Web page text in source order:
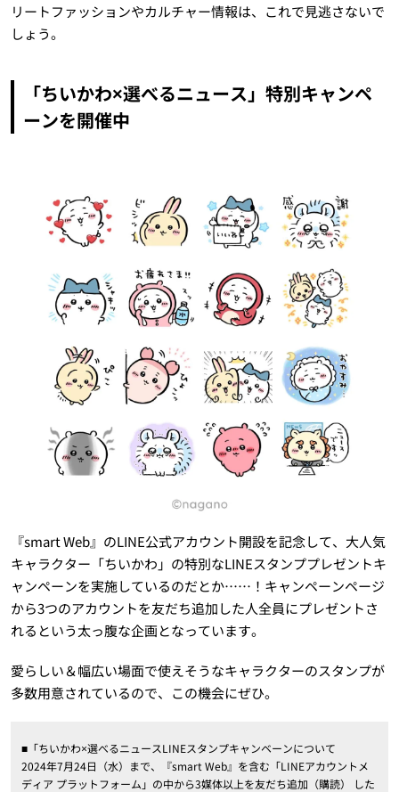
リートファッションやカルチャー情報は、これで見逃さないで
しょう。
「ちいかわ×選べるニュース」特別キャンペ
ーンを開催中
『smart Web』のLINE公式アカウント開設を記念して、大人気
キャラクター「ちいかわ」の特別なLINEスタンププレゼントキ
ャンペーンを実施しているのだとか……！キャンペーンページ
から3つのアカウントを友だち追加した人全員にプレゼントさ
れるという太っ腹な企画となっています。
愛らしい＆幅広い場面で使えそうなキャラクターのスタンプが
多数用意されているので、この機会にぜひ。
■「ちいかわ×選べるニュースLINEスタンプキャンベーンについて
2024年7月24日（水）まで、『smart Web』を含む「LINEアカウントメ
ディア プラットフォーム」の中から3媒体以上を友だち追加（購読） した